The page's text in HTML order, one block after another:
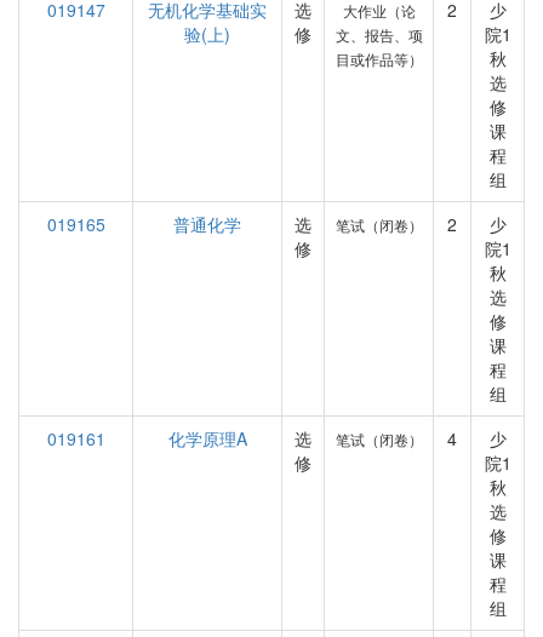
019147
无机化学基础实
验(上)
选
修
大作业（论
文、报告、项
目或作品等）
2
少
院1
秋
选
修
课
程
组
019165
普通化学
选
修
笔试（闭卷） 2
少
院1
秋
选
修
课
程
组
019161
化学原理A
选
修
笔试（闭卷） 4
少
院1
秋
选
修
课
程
组